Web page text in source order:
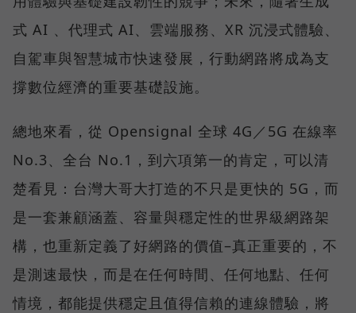
式 AI 、代理式 AI、雲端服務、XR 沉浸式體驗、
自駕車與智慧城市快速發展，行動網路將成為支
撐數位經濟的重要基礎設施。
總地來看，從 Opensignal 全球 4G／5G 在線率
No.3、全台 No.1，到六項第一的肯定，可以清
楚看見：台灣大哥大打造的不只是更快的 5G，而
是一套兼顧涵蓋、容量與穩定性的世界級網路架
構，也重新定義了好網路的價值–真正重要的，不
是測速最快，而是在任何時間、任何地點、任何
情境，都能提供穩定且值得信賴的連線體驗，將